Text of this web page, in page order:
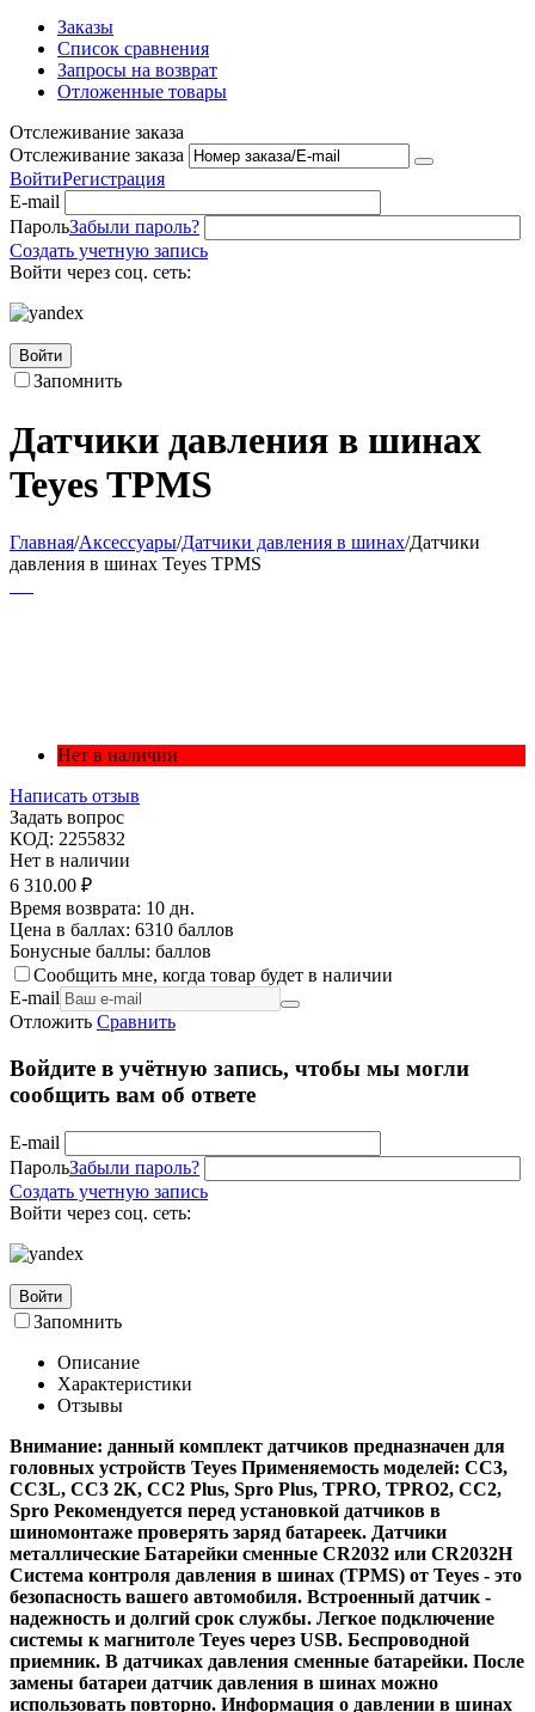
Заказы
Список сравнения
Запросы на возврат
Отложенные товары
Отслеживание заказа
Отслеживание заказа
ВойтиРегистрация
E-mail
ПарольЗабыли пароль?
Создать учетную запись
Войти через соц. сеть:
Войти
Запомнить
Датчики давления в шинах
Teyes TPMS
Главная/Аксессуары/Датчики давления в шинах/Датчики
давления в шинах Teyes TPMS
Нет в наличии
Написать отзыв
Задать вопрос
КОД: 2255832
Нет в наличии
6 310.00 ₽
Время возврата: 10 дн.
Цена в баллах: 6310 баллов
Бонусные баллы: баллов
Сообщить мне, когда товар будет в наличии
E-mail
Отложить Сравнить
Войдите в учётную запись, чтобы мы могли
сообщить вам об ответе
E-mail
ПарольЗабыли пароль?
Создать учетную запись
Войти через соц. сеть:
Войти
Запомнить
Описание
Характеристики
Отзывы
Внимание: данный комплект датчиков предназначен для
головных устройств Teyes Применяемость моделей: СС3,
СС3L, СС3 2К, СС2 Plus, Spro Plus, TPRO, TPRO2, СС2,
Spro Рекомендуется перед установкой датчиков в
шиномонтаже проверять заряд батареек. Датчики
металлические Батарейки сменные CR2032 или CR2032H
Система контроля давления в шинах (TPMS) от Teyes - это
безопасность вашего автомобиля. Встроенный датчик -
надежность и долгий срок службы. Легкое подключение
системы к магнитоле Teyes через USB. Беспроводной
приемник. В датчиках давления сменные батарейки. После
замены батареи датчик давления в шинах можно
использовать повторно. Информация о давлении в шинах